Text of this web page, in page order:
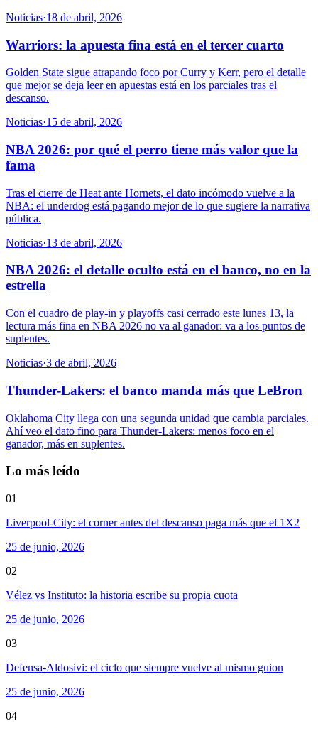
Noticias·18 de abril, 2026
Warriors: la apuesta fina está en el tercer cuarto
Golden State sigue atrapando foco por Curry y Kerr, pero el detalle
que mejor se deja leer en apuestas está en los parciales tras el
descanso.
Noticias·15 de abril, 2026
NBA 2026: por qué el perro tiene más valor que la
fama
Tras el cierre de Heat ante Hornets, el dato incómodo vuelve a la
NBA: el underdog está pagando mejor de lo que sugiere la narrativa
pública.
Noticias·13 de abril, 2026
NBA 2026: el detalle oculto está en el banco, no en la
estrella
Con el cuadro de play-in y playoffs casi cerrado este lunes 13, la
lectura más fina en NBA 2026 no va al ganador: va a los puntos de
suplentes.
Noticias·3 de abril, 2026
Thunder-Lakers: el banco manda más que LeBron
Oklahoma City llega con una segunda unidad que cambia parciales.
Ahí veo el dato fino para Thunder-Lakers: menos foco en el
ganador, más en suplentes.
Lo más leído
01
Liverpool-City: el corner antes del descanso paga más que el 1X2
25 de junio, 2026
02
Vélez vs Instituto: la historia escribe su propia cuota
25 de junio, 2026
03
Defensa-Aldosivi: el ciclo que siempre vuelve al mismo guion
25 de junio, 2026
04